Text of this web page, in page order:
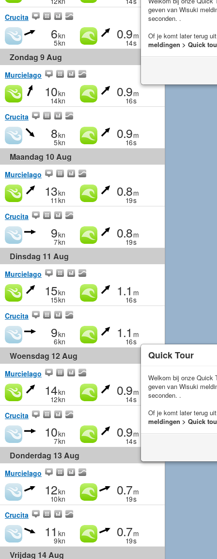
Crucita
6kn
5kn
0.9m
14s
Zondag 9 Aug
Murcielago
10kn
14kn
0.9m
16s
Crucita
8kn
5kn
0.9m
16s
Maandag 10 Aug
Murcielago
13kn
11 kn
0.8m
19s
Crucita
9kn
7kn
0.8m
19s
Dinsdag 11 Aug
Murcielago
15kn
15kn
1.1 m
16s
Crucita
9kn
6kn
1.1 m
16s
Woensdag 12 Aug
Murcielago
14kn
12kn
0.9m
14s
Crucita
10kn
7kn
0.9m
14s
Donderdag 13 Aug
Murcielago
12kn
10kn
0.7m
19s
Crucita
11 kn
9kn
0.7m
19s
Vrijdag 14 Aug
geven van Wisuki
seconden. .
Of je komt later terug
meldingen > Quick
Quick Tour
Welkom bij onze Quick
geven van Wisuki
seconden. .
Of je komt later terug
meldingen > Quick